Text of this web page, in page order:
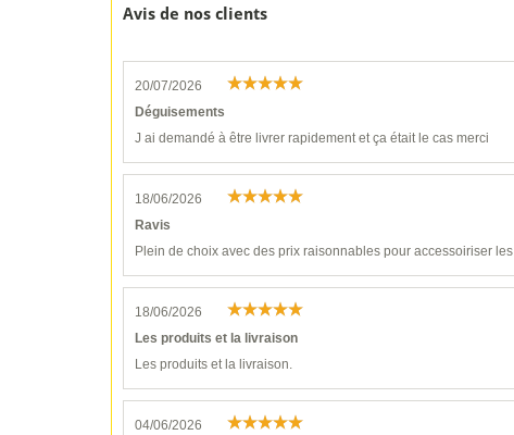
Avis de nos clients
20/07/2026
Déguisements
J ai demandé à être livrer rapidement et ça était le cas merci
18/06/2026
Ravis
Plein de choix avec des prix raisonnables pour accessoiriser
18/06/2026
Les produits et la livraison
Les produits et la livraison.
04/06/2026